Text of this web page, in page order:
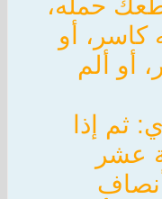
حمله،
أو
أو ألم
ثم إذا
عشر